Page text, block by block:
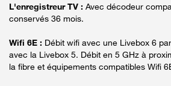
L'enregistreur TV : Avec décodeur
conservés 36 mois.
Wifi 6E : Débit wifi avec une Livebox 6
avec la Livebox 5. Débit en 5 GHz à
la fibre et équipements compatibles Wifi